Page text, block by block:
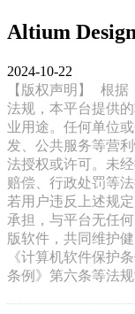
Altium
2024-10-22
【版权声明】
根据
法规，本平台提供
业用途。任何单位
发、公共服务等营
法授权或许可。未
赔偿、行政处罚等
若用户违反上述规
承担，与平台无任
版软件，共同维护
《计算机软件保护
条例》第六条等法